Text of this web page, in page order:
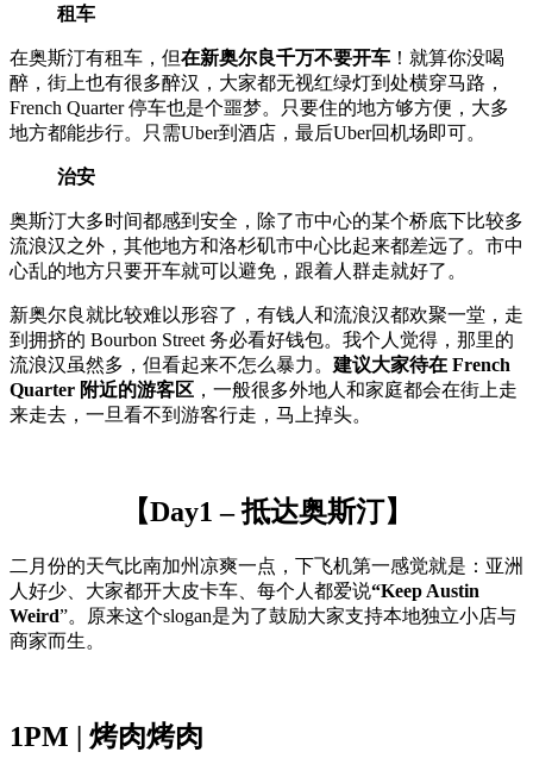
租车
在奥斯汀有租车，但在新奥尔良千万不要开车 ！就算你没喝
醉，街上也有很多醉汉，大家都无视红绿灯到处横穿马路，
French Quarter 停车也是个噩梦。只要住的地方够方便，大多
地方都能步行。只需Uber到酒店，最后Uber回机场即可。
治安
奥斯汀大多时间都感到安全，除了市中心的某个桥底下比较多
流浪汉之外，其他地方和洛杉矶市中心比起来都差远了。市中
心乱的地方只要开车就可以避免，跟着人群走就好了。
新奥尔良就比较难以形容了，有钱人和流浪汉都欢聚一堂，走
到拥挤的 Bourbon Street 务必看好钱包。我个人觉得，那里的
流浪汉虽然多，但看起来不怎么暴力。 建议大家待在 French
Quarter 附近的游客区 ，一般很多外地人和家庭都会在街上走
来走去，一旦看不到游客行走，马上掉头。
【Day1 – 抵达奥斯汀】
二月份的天气比南加州凉爽一点，下飞机第一感觉就是：亚洲
人好少、大家都开大皮卡车、每个人都爱说“Keep Austin
Weird”。原来这个slogan是为了鼓励大家支持本地独立小店与
商家而生。
1PM | 烤肉烤肉